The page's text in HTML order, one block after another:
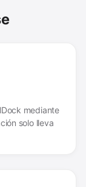
mediante
solo lleva